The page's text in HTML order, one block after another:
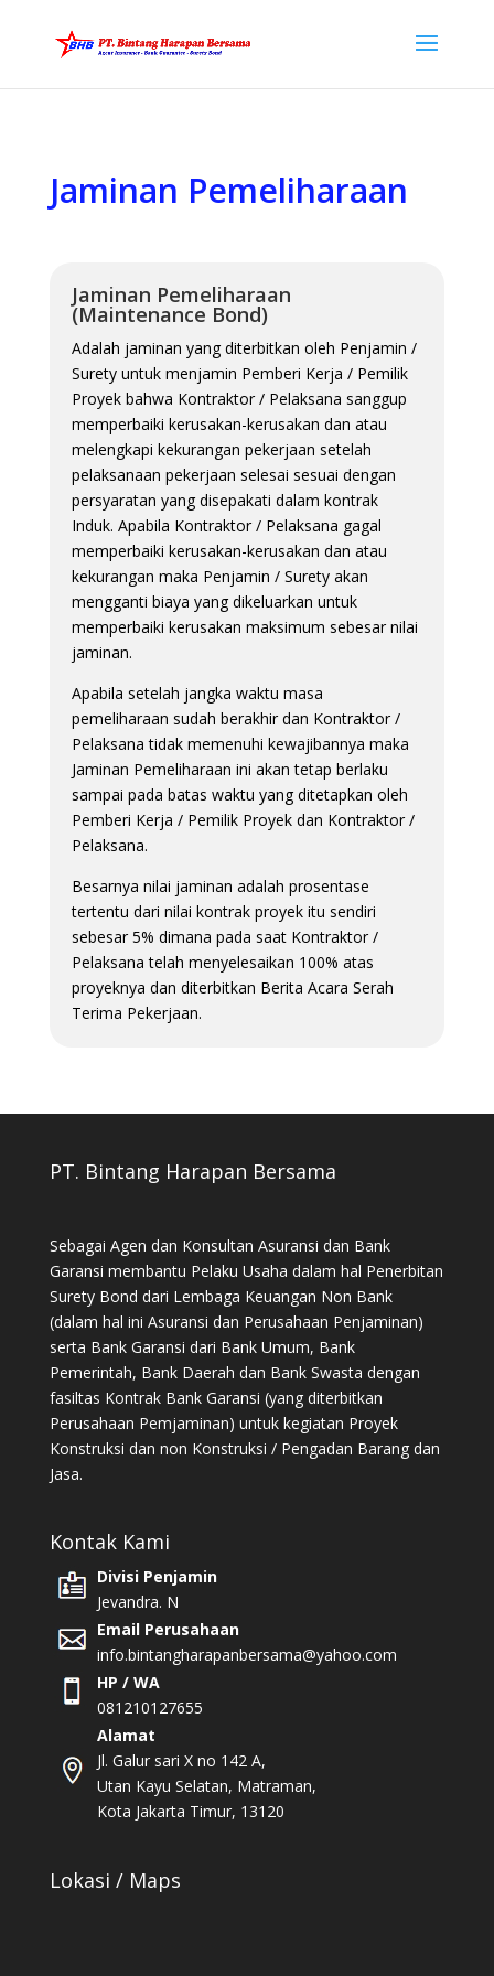
Jaminan Pemeliharaan
Jaminan Pemeliharaan
(Maintenance Bond)
Adalah jaminan yang diterbitkan oleh Penjamin /
Surety untuk menjamin Pemberi Kerja / Pemilik
Proyek bahwa Kontraktor / Pelaksana sanggup
memperbaiki kerusakan-kerusakan dan atau
melengkapi kekurangan pekerjaan setelah
pelaksanaan pekerjaan selesai sesuai dengan
persyaratan yang disepakati dalam kontrak
Induk. Apabila Kontraktor / Pelaksana gagal
memperbaiki kerusakan-kerusakan dan atau
kekurangan maka Penjamin / Surety akan
mengganti biaya yang dikeluarkan untuk
memperbaiki kerusakan maksimum sebesar nilai
jaminan.
Apabila setelah jangka waktu masa
pemeliharaan sudah berakhir dan Kontraktor /
Pelaksana tidak memenuhi kewajibannya maka
Jaminan Pemeliharaan ini akan tetap berlaku
sampai pada batas waktu yang ditetapkan oleh
Pemberi Kerja / Pemilik Proyek dan Kontraktor /
Pelaksana.
Besarnya nilai jaminan adalah prosentase
tertentu dari nilai kontrak proyek itu sendiri
sebesar 5% dimana pada saat Kontraktor /
Pelaksana telah menyelesaikan 100% atas
proyeknya dan diterbitkan Berita Acara Serah
Terima Pekerjaan.
PT. Bintang Harapan Bersama
Sebagai Agen dan Konsultan Asuransi dan Bank
Garansi membantu Pelaku Usaha dalam hal Penerbitan
Surety Bond dari Lembaga Keuangan Non Bank
(dalam hal ini Asuransi dan Perusahaan Penjaminan)
serta Bank Garansi dari Bank Umum, Bank
Pemerintah, Bank Daerah dan Bank Swasta dengan
fasiltas Kontrak Bank Garansi (yang diterbitkan
Perusahaan Pemjaminan) untuk kegiatan Proyek
Konstruksi dan non Konstruksi / Pengadan Barang dan
Jasa.
Kontak Kami
Divisi Penjamin
Jevandra. N
Email Perusahaan
info.bintangharapanbersama@yahoo.com
HP / WA
081210127655
Alamat
Jl. Galur sari X no 142 A,
Utan Kayu Selatan, Matraman,
Kota Jakarta Timur, 13120
Lokasi / Maps